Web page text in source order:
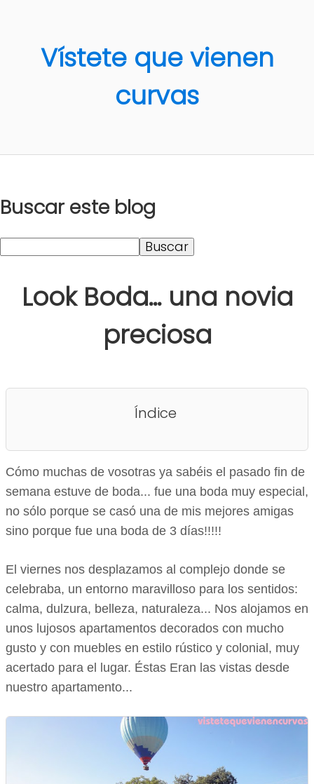
Vístete que vienen
curvas
Buscar este blog
Look Boda... una novia
preciosa
Índice
Cómo muchas de vosotras ya sabéis el pasado fin de
semana estuve de boda... fue una boda muy especial,
no sólo porque se casó una de mis mejores amigas
sino porque fue una boda de 3 días!!!!!
El viernes nos desplazamos al complejo donde se
celebraba, un entorno maravilloso para los sentidos:
calma, dulzura, belleza, naturaleza... Nos alojamos en
unos lujosos apartamentos decorados con mucho
gusto y con muebles en estilo rústico y colonial, muy
acertado para el lugar. Éstas Eran las vistas desde
nuestro apartamento...